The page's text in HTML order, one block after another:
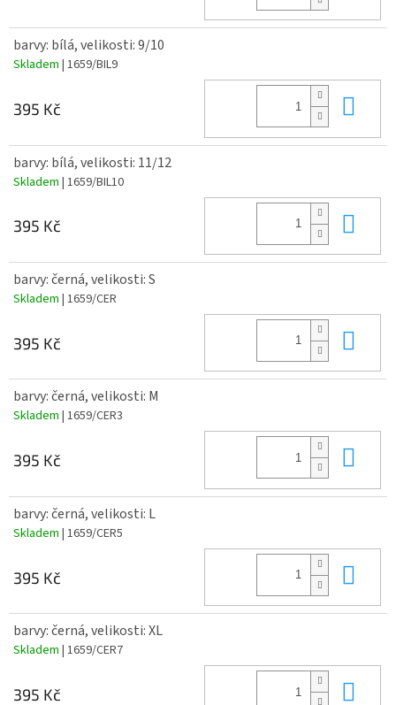
barvy: bílá, velikosti: 9/10
Skladem | 1659/BIL9
395 Kč
barvy: bílá, velikosti: 11/12
Skladem | 1659/BIL10
395 Kč
barvy: černá, velikosti: S
Skladem | 1659/CER
395 Kč
barvy: černá, velikosti: M
Skladem | 1659/CER3
395 Kč
barvy: černá, velikosti: L
Skladem | 1659/CER5
395 Kč
barvy: černá, velikosti: XL
Skladem | 1659/CER7
395 Kč